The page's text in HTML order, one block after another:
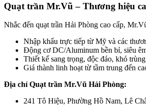
Quạt trần Mr.Vũ – Thương hiệu
Nhắc đến quạt trần Hải Phòng cao cấp,
Nhập khẩu trực tiếp từ Mỹ và các
Động cơ DC/Aluminum bền bỉ, siêu
Thiết kế sang trọng, độc đáo, khó
Giá thành linh hoạt từ tầm trung đến
Địa chỉ Quạt trần Mr.Vũ Hải Phòng:
241 Tô Hiệu, Phường Hồ Nam, Lê